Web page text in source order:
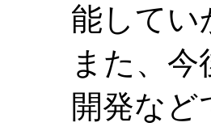
能してい
また、
開発な